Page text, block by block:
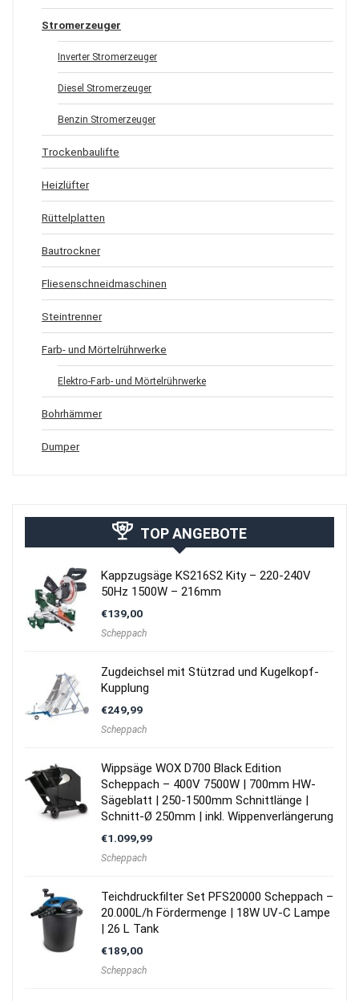
Stromerzeuger
Inverter Stromerzeuger
Diesel Stromerzeuger
Benzin Stromerzeuger
Trockenbaulifte
Heizlüfter
Rüttelplatten
Bautrockner
Fliesenschneidmaschinen
Steintrenner
Farb- und Mörtelrührwerke
Elektro-Farb- und Mörtelrührwerke
Bohrhämmer
Dumper
TOP ANGEBOTE
Kappzugsäge KS216S2 Kity – 220-240V
50Hz 1500W – 216mm
€139,00
Scheppach
Zugdeichsel mit Stützrad und Kugelkopf-
Kupplung
€249,99
Scheppach
Wippsäge WOX D700 Black Edition
Scheppach – 400V 7500W | 700mm HW-
Sägeblatt | 250-1500mm Schnittlänge |
Schnitt-Ø 250mm | inkl. Wippenverlängerung
€1.099,99
Scheppach
Teichdruckfilter Set PFS20000 Scheppach –
20.000L/h Fördermenge | 18W UV-C Lampe
| 26 L Tank
€189,00
Scheppach